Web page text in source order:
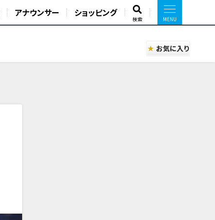
アナウンサー ショッピング
検索
お気に入り